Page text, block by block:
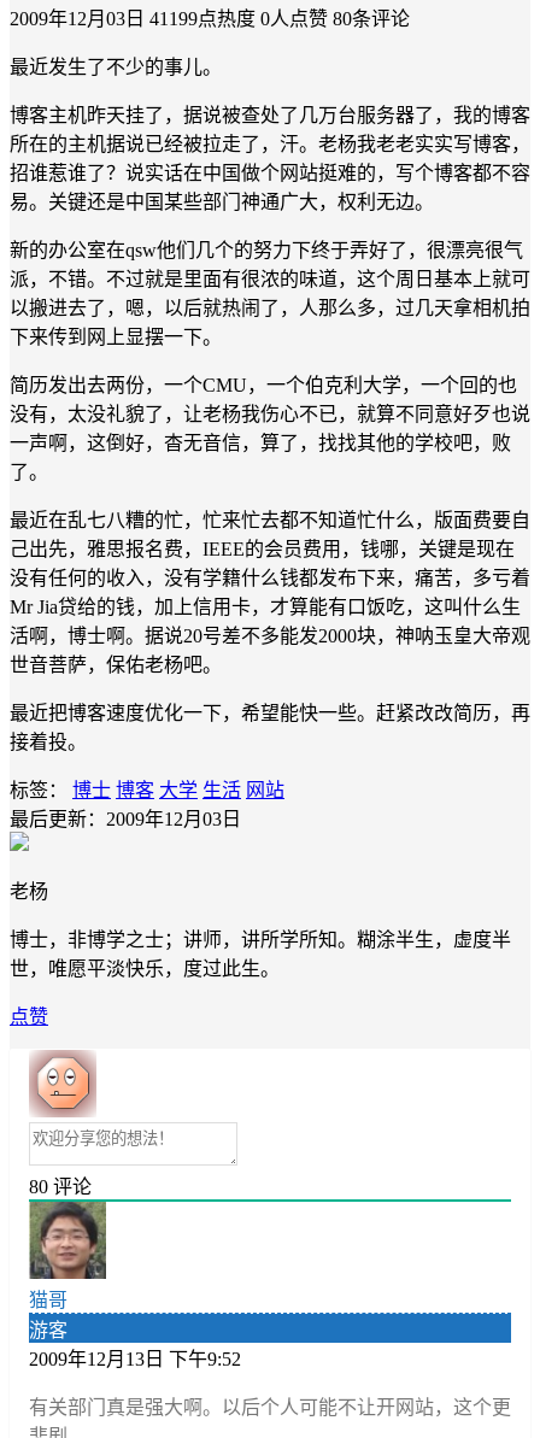
2009年12月03日 41199点热度 0人点赞 80条评论
最近发生了不少的事儿。
博客主机昨天挂了，据说被查处了几万台服务器了，我的博客
所在的主机据说已经被拉走了，汗。老杨我老老实实写博客，
招谁惹谁了？说实话在中国做个网站挺难的，写个博客都不容
易。关键还是中国某些部门神通广大，权利无边。
新的办公室在qsw他们几个的努力下终于弄好了，很漂亮很气
派，不错。不过就是里面有很浓的味道，这个周日基本上就可
以搬进去了，嗯，以后就热闹了，人那么多，过几天拿相机拍
下来传到网上显摆一下。
简历发出去两份，一个CMU，一个伯克利大学，一个回的也
没有，太没礼貌了，让老杨我伤心不已，就算不同意好歹也说
一声啊，这倒好，杳无音信，算了，找找其他的学校吧，败
了。
最近在乱七八糟的忙，忙来忙去都不知道忙什么，版面费要自
己出先，雅思报名费，IEEE的会员费用，钱哪，关键是现在
没有任何的收入，没有学籍什么钱都发布下来，痛苦，多亏着
Mr Jia贷给的钱，加上信用卡，才算能有口饭吃，这叫什么生
活啊，博士啊。据说20号差不多能发2000块，神呐玉皇大帝观
世音菩萨，保佑老杨吧。
最近把博客速度优化一下，希望能快一些。赶紧改改简历，再
接着投。
标签： 博士 博客 大学 生活 网站
最后更新：2009年12月03日
老杨
博士，非博学之士；讲师，讲所学所知。糊涂半生，虚度半
世，唯愿平淡快乐，度过此生。
点赞
80 评论
猫哥
游客
2009年12月13日 下午9:52
有关部门真是强大啊。以后个人可能不让开网站，这个更